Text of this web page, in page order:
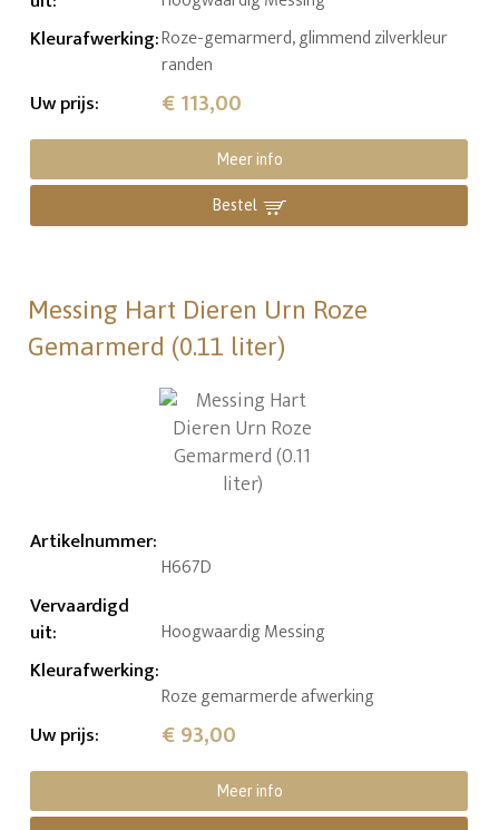
Kleurafwerking:Roze-gemarmerd, glimmend zilverkleur
randen
Uw prijs: € 113,00
Meer info
Bestel
Messing Hart Dieren Urn Roze
Gemarmerd (0.11 liter)
Artikelnummer:
H667D
Vervaardigd
uit: Hoogwaardig Messing
Kleurafwerking:
Roze gemarmerde afwerking
Uw prijs: € 93,00
Meer info